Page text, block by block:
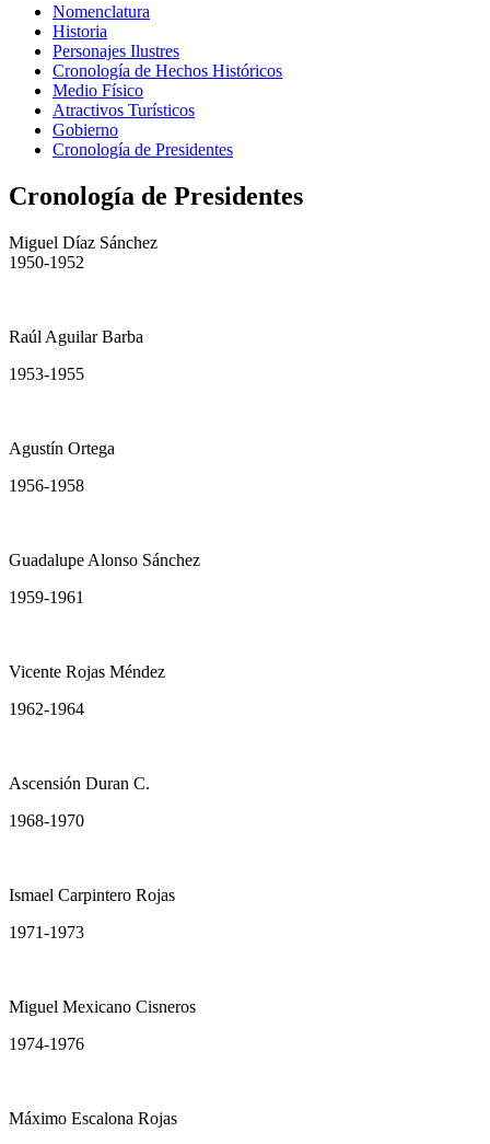
Nomenclatura
Historia
Personajes Ilustres
Cronología de Hechos Históricos
Medio Físico
Atractivos Turísticos
Gobierno
Cronología de Presidentes
Cronología de Presidentes
Miguel Díaz Sánchez
1950-1952
Raúl Aguilar Barba
1953-1955
Agustín Ortega
1956-1958
Guadalupe Alonso Sánchez
1959-1961
Vicente Rojas Méndez
1962-1964
Ascensión Duran C.
1968-1970
Ismael Carpintero Rojas
1971-1973
Miguel Mexicano Cisneros
1974-1976
Máximo Escalona Rojas